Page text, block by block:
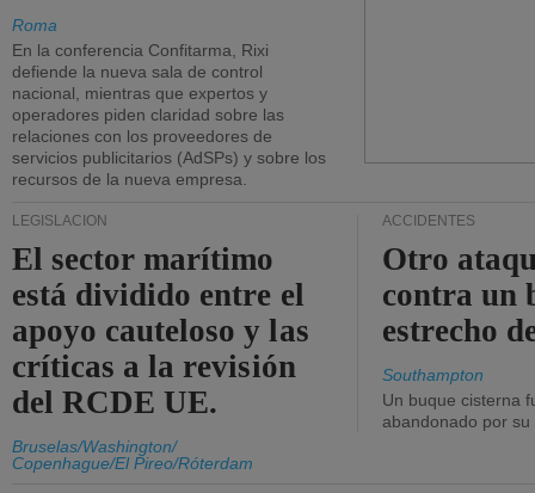
Roma
En la conferencia Confitarma, Rixi
defiende la nueva sala de control
nacional, mientras que expertos y
operadores piden claridad sobre las
relaciones con los proveedores de
servicios publicitarios (AdSPs) y sobre los
recursos de la nueva empresa.
LEGISLACIÓN
El sector marítimo
está dividido entre el
apoyo cauteloso y las
críticas a la revisión
del RCDE UE.
Bruselas/Washington/
Copenhague/El Pireo/Róterdam
ACCIDENTES
Otro
contra un
estrecho
Southampton
Un buque cisterna
abandonado por su